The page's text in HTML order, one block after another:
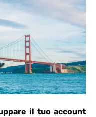
il tuo account